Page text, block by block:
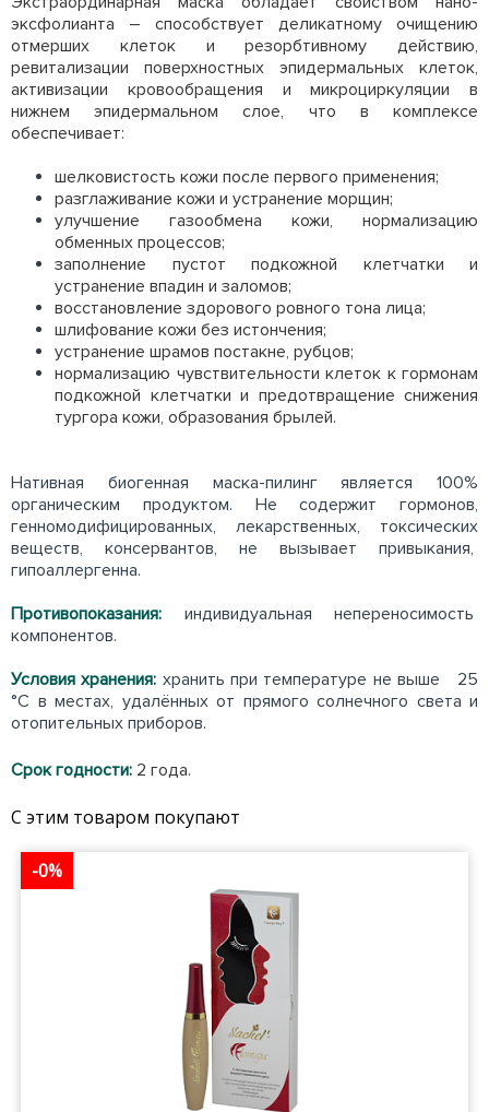
эксфолианта – способствует деликатному очищению
отмерших клеток и резорбтивному действию,
ревитализации поверхностных эпидермальных клеток,
активизации кровообращения и микроциркуляции в
нижнем эпидермальном слое, что в комплексе
обеспечивает:
шелковистость кожи после первого применения;
разглаживание кожи и устранение морщин;
улучшение газообмена кожи, нормализацию
обменных процессов;
заполнение пустот подкожной клетчатки и
устранение впадин и заломов;
восстановление здорового ровного тона лица;
шлифование кожи без истончения;
устранение шрамов постакне, рубцов;
нормализацию чувствительности клеток к гормонам
подкожной клетчатки и предотвращение снижения
тургора кожи, образования брылей.
Нативная биогенная маска-пилинг является 100%
органическим продуктом. Не содержит гормонов,
генномодифицированных, лекарственных, токсических
веществ, консервантов, не вызывает привыкания,
гипоаллергенна.
Противопоказания:
индивидуальная непереносимость
компонентов.
Условия хранения: хранить при температуре не выше 25
°С в местах, удалённых от прямого солнечного света и
отопительных приборов.
Срок годности: 2 года.
С этим товаром покупают
-0%